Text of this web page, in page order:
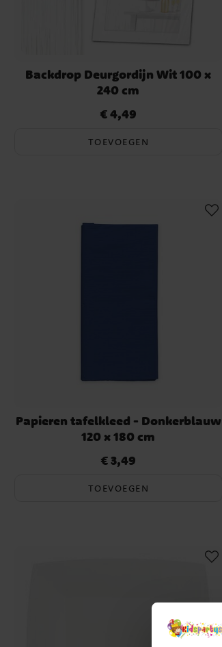
Backdrop Deurgordijn Wit 100 x
240 cm
Prijs:€ 4,49
€ 4,49
TOEVOEGEN
Papieren tafelkleed - Donkerblauw
120 x 180 cm
Prijs:€ 3,49
€ 3,49
TOEVOEGEN